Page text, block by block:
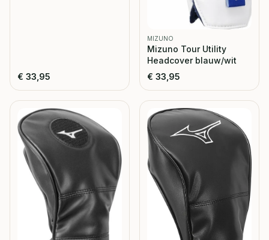
€ 33,95
MIZUNO
Mizuno Tour Utility
Headcover blauw/wit
€ 33,95